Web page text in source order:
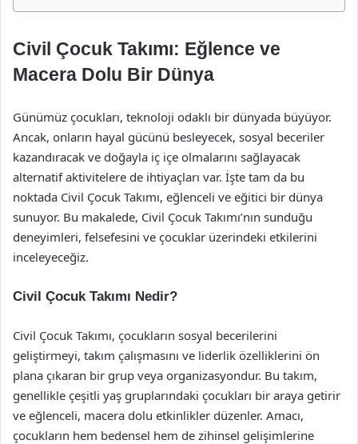
Civil Çocuk Takımı: Eğlence ve
Macera Dolu Bir Dünya
Günümüz çocukları, teknoloji odaklı bir dünyada büyüyor.
Ancak, onların hayal gücünü besleyecek, sosyal beceriler
kazandıracak ve doğayla iç içe olmalarını sağlayacak
alternatif aktivitelere de ihtiyaçları var. İşte tam da bu
noktada Civil Çocuk Takımı, eğlenceli ve eğitici bir dünya
sunuyor. Bu makalede, Civil Çocuk Takımı’nın sunduğu
deneyimleri, felsefesini ve çocuklar üzerindeki etkilerini
inceleyeceğiz.
Civil Çocuk Takımı Nedir?
Civil Çocuk Takımı, çocukların sosyal becerilerini
geliştirmeyi, takım çalışmasını ve liderlik özelliklerini ön
plana çıkaran bir grup veya organizasyondur. Bu takım,
genellikle çeşitli yaş gruplarındaki çocukları bir araya getirir
ve eğlenceli, macera dolu etkinlikler düzenler. Amacı,
çocukların hem bedensel hem de zihinsel gelişimlerine